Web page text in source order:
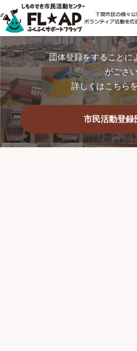
団体登録をすることに
がござ
詳しくはこちら
市民活動登録